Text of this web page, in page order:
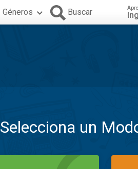
Géneros Buscar
Selecciona un